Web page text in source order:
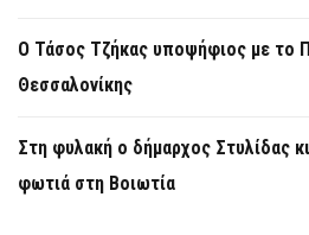
Ο Τάσος Τζήκας υποψήφιος με το
Θεσσαλονίκης
Στη φυλακή ο δήμαρχος Στυλίδας
φωτιά στη Βοιωτία